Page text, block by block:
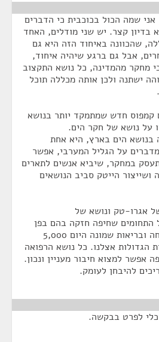
אני שמה הכול בכוכבית כי הדברים
בדיון קצר. יש שני מודלים, האחד
שהכוונה באיחוד הזה היא גם
אבל גם ברגע שיהיה איחוד,
מחקר מהמדינה, כל נושא התקצוב
ישתנה ולכן אותה מכללה תוכל
קמפוס חדש שמתמקד יותר בנושא
על נושא של חקר הים.
בנושא הים בארץ, היא אחת
על הגליל המערבי, אפשר
במחקר, שיביא אנשים לתארים
ושייצור הייטק סביב הנושאים
אגרו-טק ונושא של
התחומים שחיפה חזקה בהם בפן
הרפואי. יש פקולטה לרווחה ובריאות שמונה היום 5,000
הגדולות אצלנו. כל נושא הרפואה
אפשר למצוא חיבור מעניין ונכון.
להיבחן לעומק.
לפרט בבקשה.